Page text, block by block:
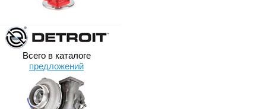
Всего в каталоге
предложений